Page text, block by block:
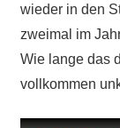
wieder in den
zweimal im
Wie lange das
vollkommen